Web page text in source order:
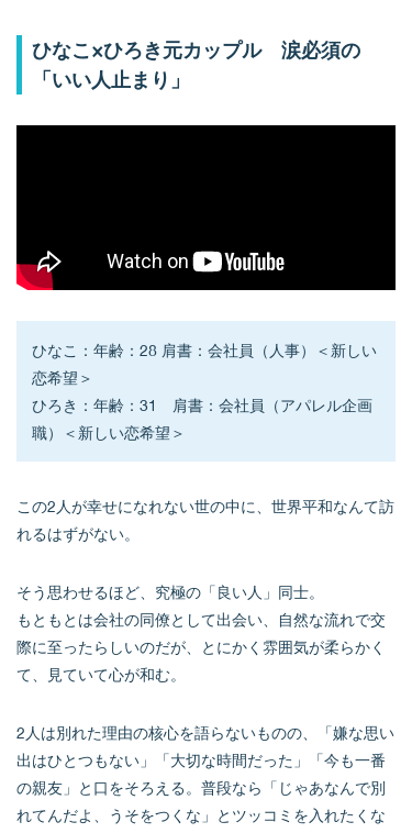
ひなこ×ひろき元カップル 涙必須の
「いい人止まり」
ひなこ：年齢：28 肩書：会社員（人事）＜新しい
恋希望＞
ひろき：年齢：31　肩書：会社員（アパレル企画
職）＜新しい恋希望＞
この2人が幸せになれない世の中に、世界平和なんて訪
れるはずがない。
そう思わせるほど、究極の「良い人」同士。
もともとは会社の同僚として出会い、自然な流れで交
際に至ったらしいのだが、とにかく雰囲気が柔らかく
て、見ていて心が和む。
2人は別れた理由の核心を語らないものの、「嫌な思い
出はひとつもない」「大切な時間だった」「今も一番
の親友」と口をそろえる。普段なら「じゃあなんで別
れてんだよ、うそをつくな」とツッコミを入れたくな